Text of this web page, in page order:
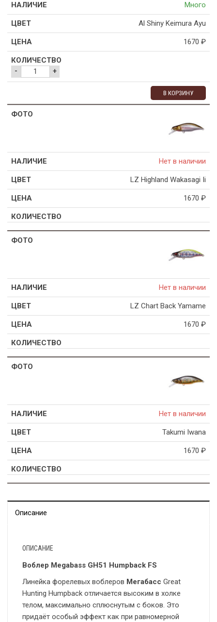
Много
Al Shiny Keimura Ayu
1670 ₽
- +
В КОРЗИНУ
Нет в наличии
LZ Highland Wakasagi Ii
1670 ₽
Нет в наличии
LZ Chart Back Yamame
1670 ₽
Нет в наличии
Takumi Iwana
1670 ₽
Описание
ОПИСАНИЕ
Воблер Megabass GH51 Humpback FS
Линейка форелевых воблеров Мегабасс Great
Hunting Humpback отличается высоким в холке
телом, максимально сплюснутым с боков. Это
придаёт особый эффект как при равномерной